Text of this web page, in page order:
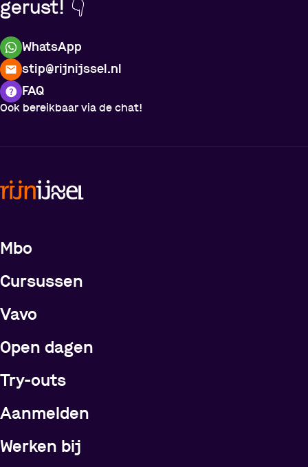
gerust! 👇
WhatsApp
stip@rijnijssel.nl
FAQ
Ook bereikbaar via de chat!
Meer over de opleidingen
Mbo
Cursussen
Vavo
Open dagen
Try-outs
Meer over Rijn IJssel
Aanmelden
Werken bij